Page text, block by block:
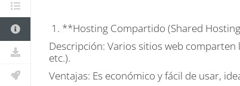
1. **Hosting Compartido (Shared
Descripción: Varios sitios web
etc.).
Ventajas: Es económico y fácil de usar,